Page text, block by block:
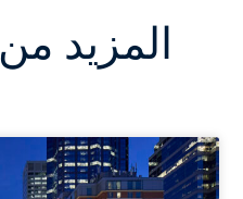
المزيد من